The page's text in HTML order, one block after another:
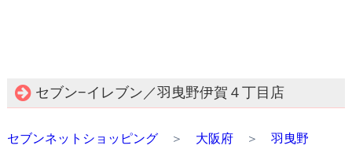
セブン−イレブン／羽曳野伊賀４丁目店
セブンネットショッピング＞ 大阪府＞ 羽曳野